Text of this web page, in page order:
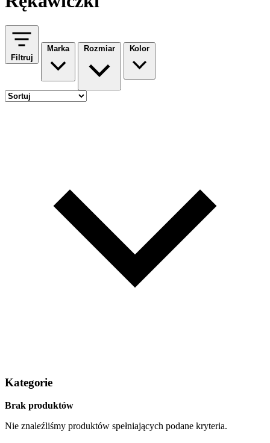
Filtruj
Marka Rozmiar Kolor
Kategorie
Brak produktów
Nie znaleźliśmy produktów spełniających podane kryteria.